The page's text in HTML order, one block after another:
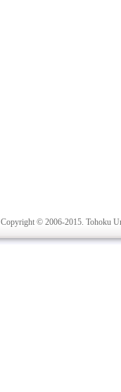
Copyright © 2006-2015. Tohoku